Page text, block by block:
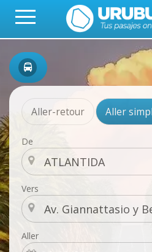
Aller-retour Aller
De
Vers
Aller